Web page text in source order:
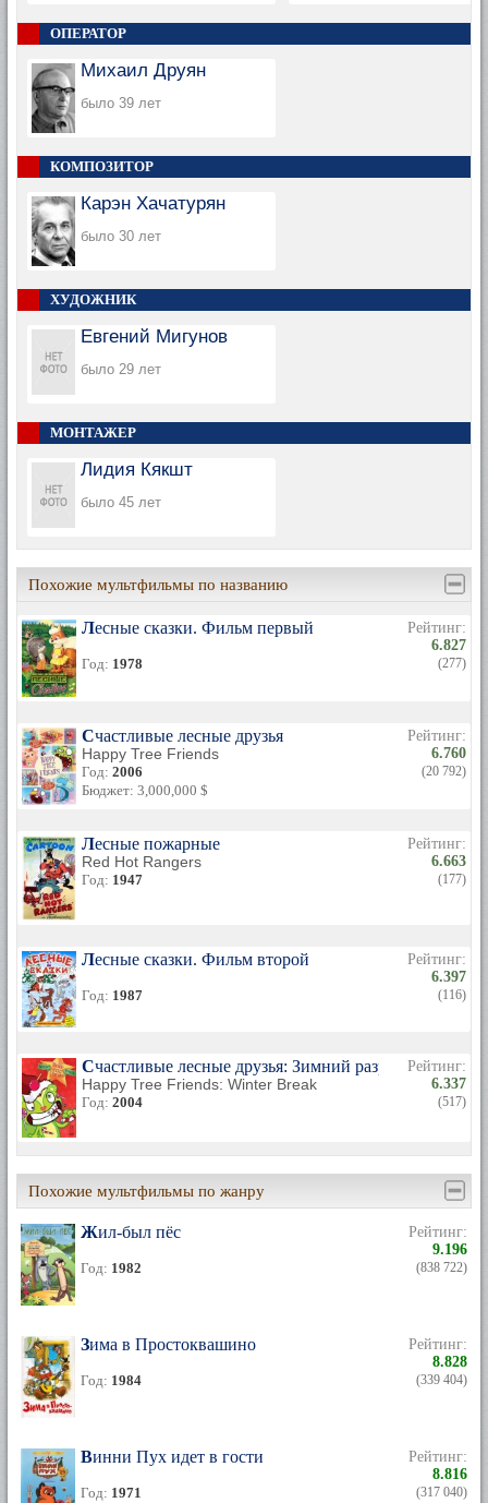
ОПЕРАТОР
Михаил Друян
было 39 лет
КОМПОЗИТОР
Карэн Хачатурян
было 30 лет
ХУДОЖНИК
Евгений Мигунов
было 29 лет
МОНТАЖЕР
Лидия Кякшт
было 45 лет
Похожие мультфильмы по названию
Лесные сказки. Фильм первый
Год: 1978
Рейтинг:
6.827
(277)
Счастливые лесные друзья
Happy Tree Friends
Год: 2006
Бюджет: 3,000,000 $
Рейтинг:
6.760
(20 792)
Лесные пожарные
Red Hot Rangers
Год: 1947
Рейтинг:
6.663
(177)
Лесные сказки. Фильм второй
Год: 1987
Рейтинг:
6.397
(116)
Счастливые лесные друзья: Зимний разрыв
Happy Tree Friends: Winter Break
Год: 2004
Рейтинг:
6.337
(517)
Похожие мультфильмы по жанру
Жил-был пёс
Год: 1982
Рейтинг:
9.196
(838 722)
Зима в Простоквашино
Год: 1984
Рейтинг:
8.828
(339 404)
Винни Пух идет в гости
Год: 1971
Рейтинг:
8.816
(317 040)